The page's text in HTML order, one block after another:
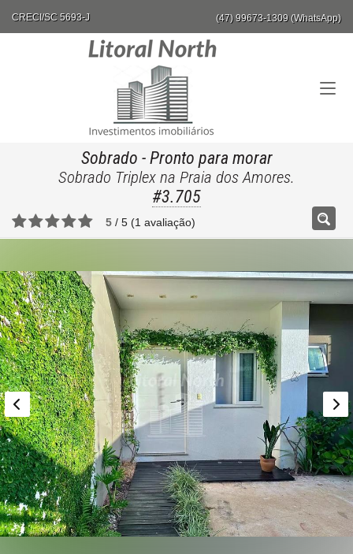
CRECI/SC 5693-J (47) 99673-1309 (WhatsApp)
Sobrado - Pronto para morar
Sobrado Triplex na Praia dos Amores.
#3.705
5 / 5 (1 avaliação)